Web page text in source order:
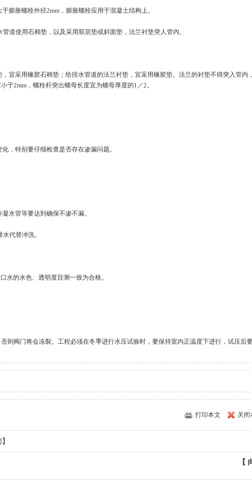
胀螺栓外径2mm，膨胀螺栓应用于混凝土结构上。
使用石棉垫，以及采用双层垫或斜面垫，法兰衬垫突人管内。
采用橡胶石棉垫；给排水管道的法兰衬垫，宜采用橡胶垫。法兰的衬垫不得突入管内
2mm，螺栓杆突出螺母长度宜为螺母厚度的1／2。
特别要仔细检查是否存在渗漏问题。
水管等要达到确保不渗不漏。
代替冲洗。
的水色、透明度目测一致为合格。
阀门将会冻裂。工程必须在冬季进行水压试验时，要保持室内正温度下进行，试压后
打印本文 关闭
】
【